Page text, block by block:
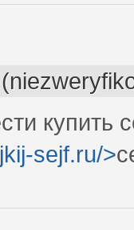
купить
sejf.ru/>